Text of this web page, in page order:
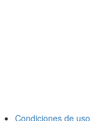
Condiciones de uso